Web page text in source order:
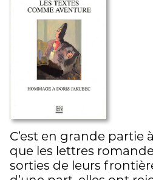
C’est en grande partie
que les lettres
sorties de leurs